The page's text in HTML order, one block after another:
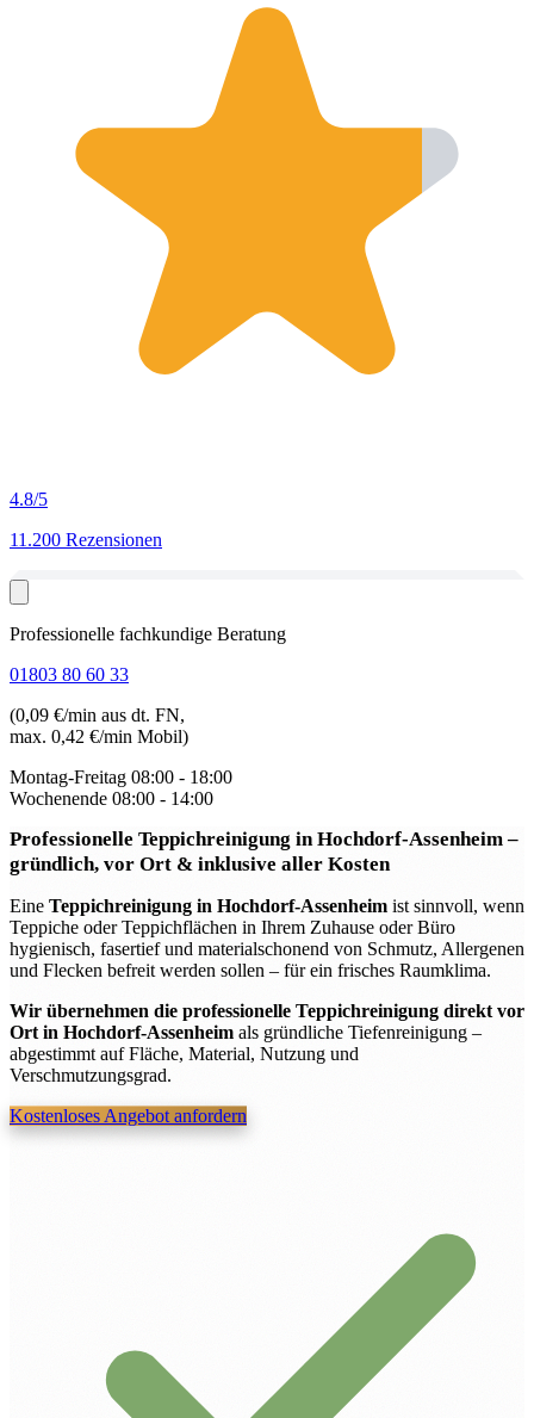
4.8/5
11.200 Rezensionen
Professionelle fachkundige Beratung
01803 80 60 33
(0,09 €/min aus dt. FN,
max. 0,42 €/min Mobil)
Montag-Freitag 08:00 - 18:00
Wochenende 08:00 - 14:00
Professionelle Teppichreinigung in Hochdorf-Assenheim–
gründlich, vor Ort & inklusive aller Kosten
Eine Teppichreinigung in Hochdorf-Assenheim ist sinnvoll, wenn
Teppiche oder Teppichflächen in Ihrem Zuhause oder Büro
hygienisch, fasertief und materialschonend von Schmutz, Allergenen
und Flecken befreit werden sollen – für ein frisches Raumklima.
Wir übernehmen die professionelle Teppichreinigung direkt vor
Ort in Hochdorf-Assenheim als gründliche Tiefenreinigung –
abgestimmt auf Fläche, Material, Nutzung und
Verschmutzungsgrad.
Kostenloses Angebot anfordern